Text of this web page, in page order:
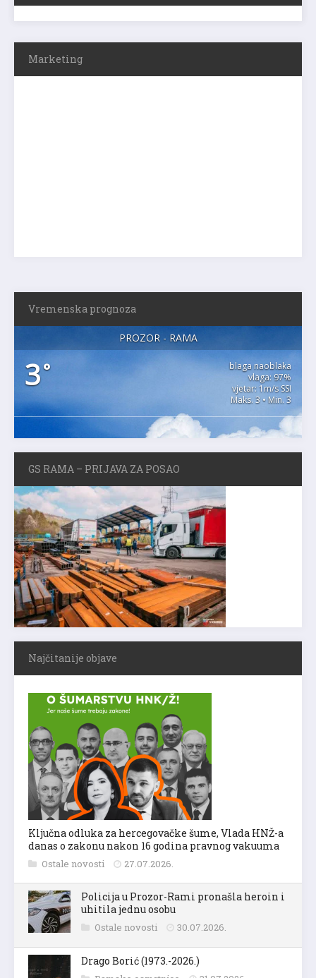
Marketing
Vremenska prognoza
PROZOR - RAMA
3°
blaga naoblaka
vlaga: 97%
vjetar: 1m/s SSI
Maks. 3 • Min. 3
GS RAMA – PRIJAVA ZA POSAO
Najčitanije objave
Ključna odluka za hercegovačke šume, Vlada HNŽ-a
danas o zakonu nakon 16 godina pravnog vakuuma
Ostale novosti 27.07.2026.
Policija u Prozor-Rami pronašla heroin i
uhitila jednu osobu
Ostale novosti 30.07.2026.
Drago Borić (1973.-2026.)